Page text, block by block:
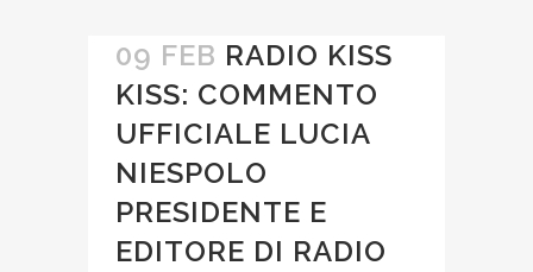
09 FEB RADIO KISS
KISS: COMMENTO
UFFICIALE LUCIA
NIESPOLO
PRESIDENTE E
EDITORE DI RADIO